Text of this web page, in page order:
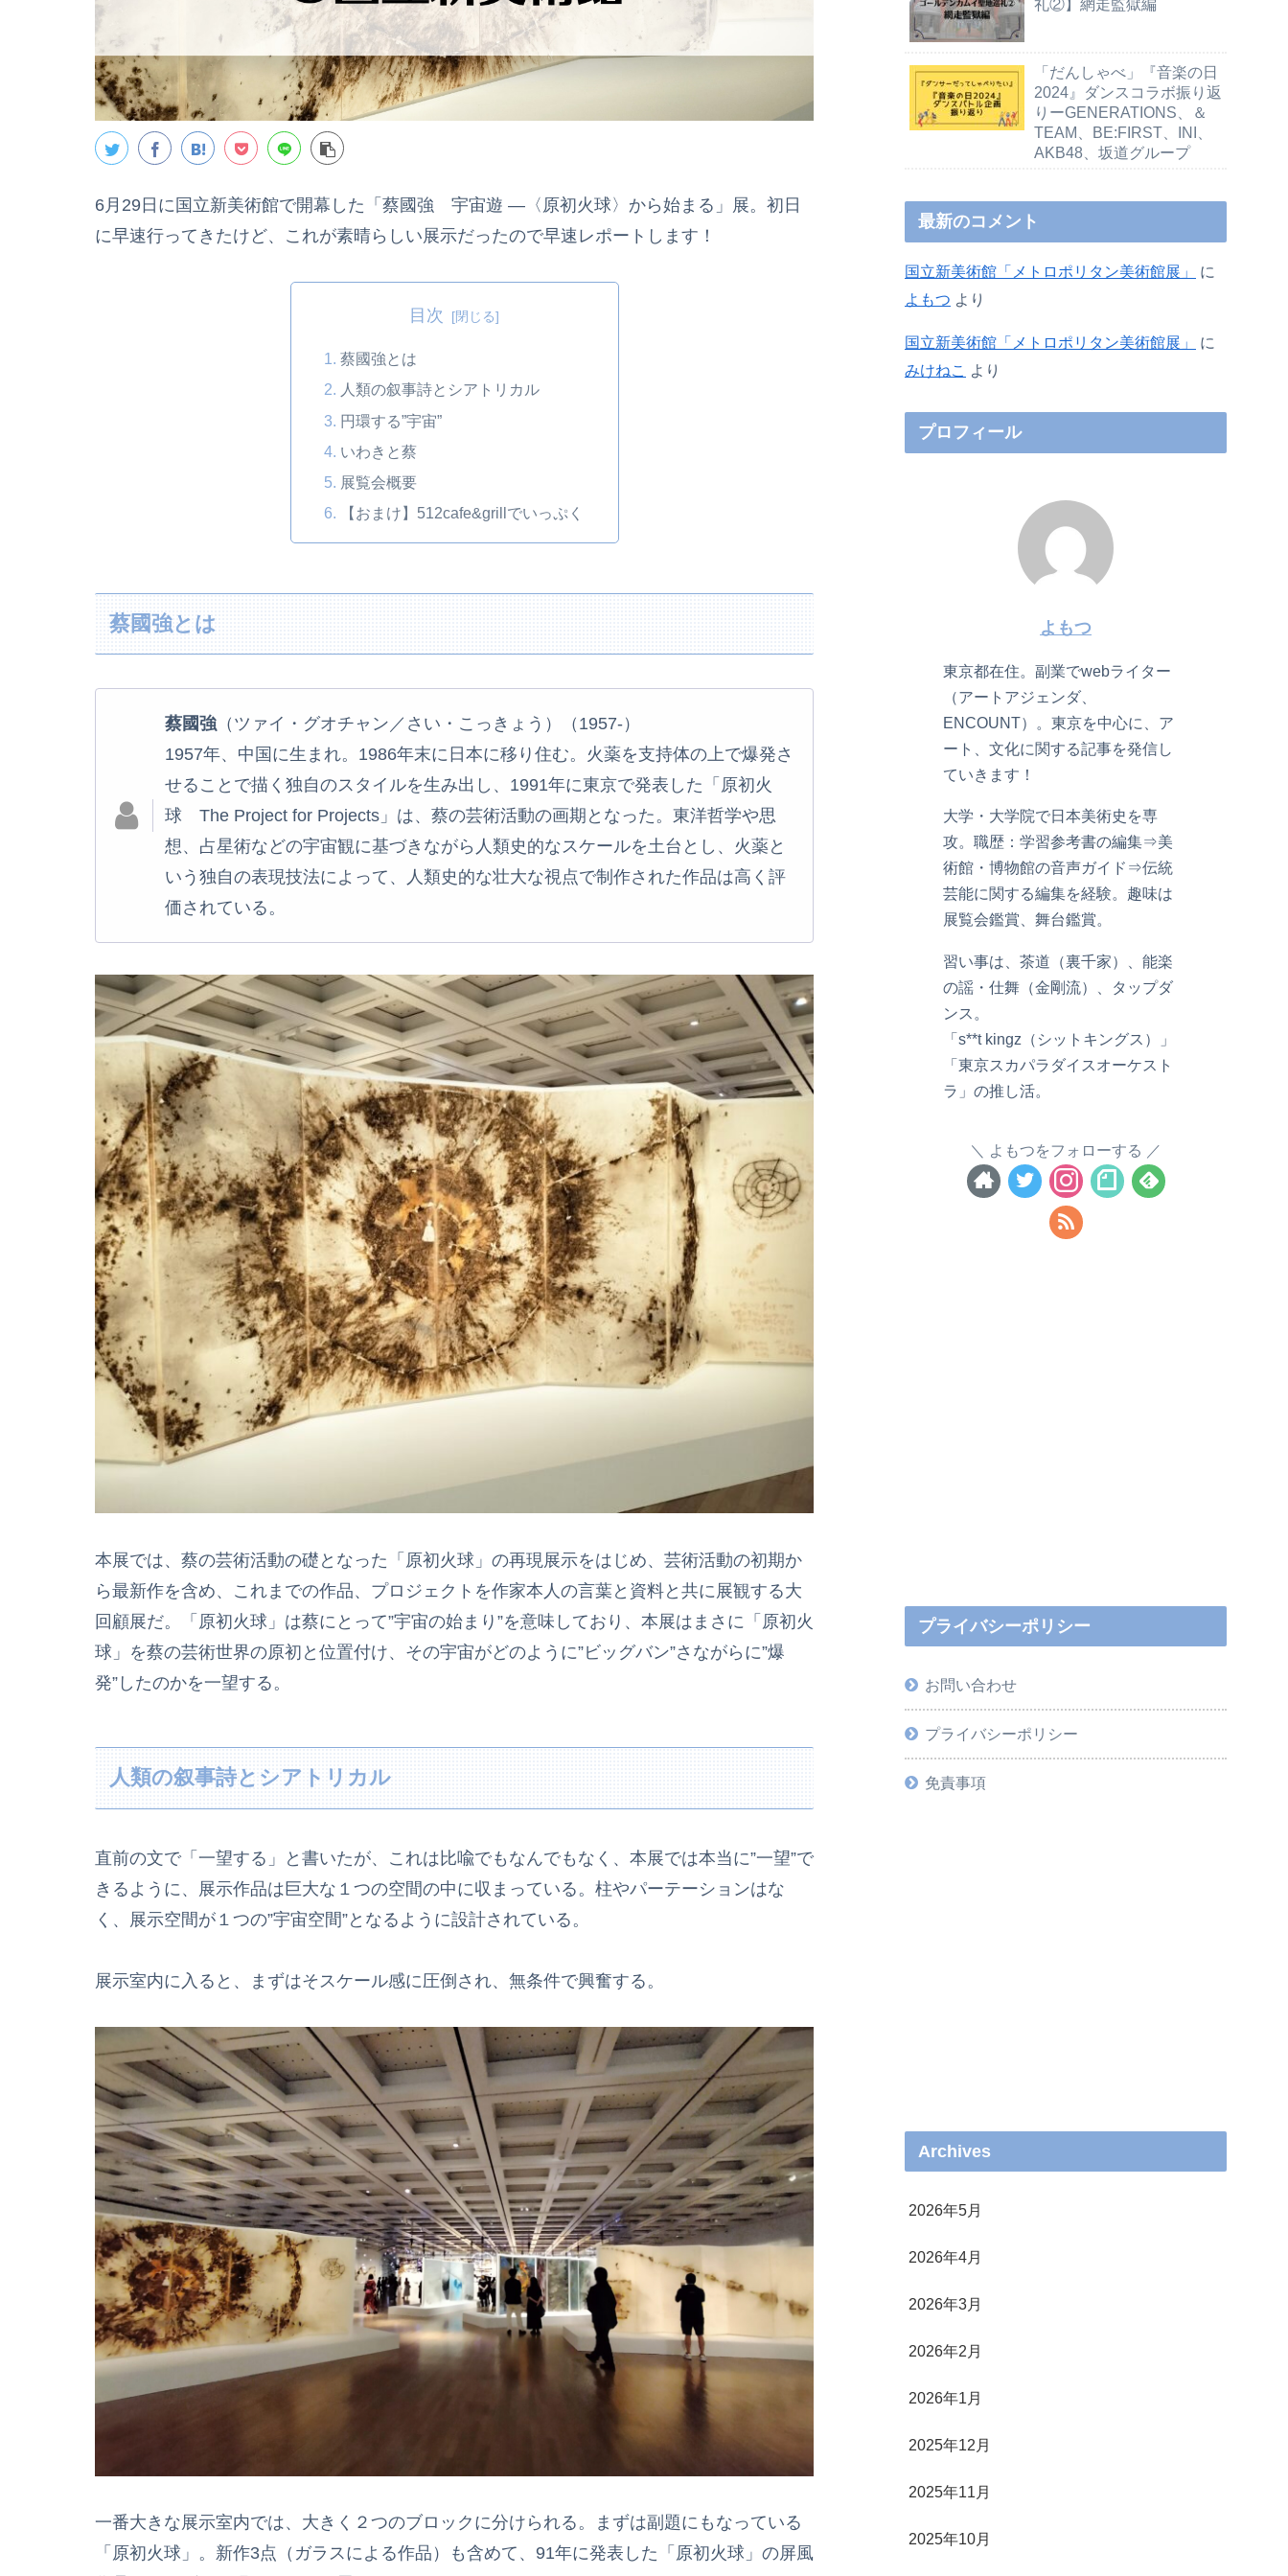
6月29日に国立新美術館で開幕した「蔡國強 宇宙遊 ―〈原初火球〉から始まる」展。初日
に早速行ってきたけど、これが素晴らしい展示だったので早速レポートします！
目次
蔡國強とは
人類の叙事詩とシアトリカル
円環する”宇宙”
いわきと蔡
展覧会概要
【おまけ】512cafe&grillでいっぷく
蔡國強とは
蔡國強 （ツァイ・グオチャン／さい・こっきょう）（1957-）
1957年、中国に生まれ。1986年末に日本に移り住む。火薬を支持体の上で爆発さ
せることで描く独自のスタイルを生み出し、1991年に東京で発表した「原初火
球 The Project for Projects」は、蔡の芸術活動の画期となった。東洋哲学や思
想、占星術などの宇宙観に基づきながら人類史的なスケールを土台とし、火薬と
いう独自の表現技法によって、人類史的な壮大な視点で制作された作品は高く評
価されている。
本展では、蔡の芸術活動の礎となった「原初火球」の再現展示をはじめ、芸術活動の初期か
ら最新作を含め、これまでの作品、プロジェクトを作家本人の言葉と資料と共に展観する大
回顧展だ。「原初火球」は蔡にとって”宇宙の始まり”を意味しており、本展はまさに「原初火
球」を蔡の芸術世界の原初と位置付け、その宇宙がどのように”ビッグバン”さながらに”爆
発”したのかを一望する。
人類の叙事詩とシアトリカル
直前の文で「一望する」と書いたが、これは比喩でもなんでもなく、本展では本当に”一望”で
きるように、展示作品は巨大な１つの空間の中に収まっている。柱やパーテーションはな
く、展示空間が１つの”宇宙空間”となるように設計されている。
展示室内に入ると、まずはそスケール感に圧倒され、無条件で興奮する。
一番大きな展示室内では、大きく２つのブロックに分けられる。まずは副題にもなっている
「原初火球」。新作3点（ガラスによる作品）も含めて、91年に発表した「原初火球」の屏風
礼②】網走監獄編
「だんしゃべ」『音楽の日
2024』ダンスコラボ振り返
りーGENERATIONS、＆
TEAM、BE:FIRST、INI、
AKB48、坂道グループ
最新のコメント
国立新美術館「メトロポリタン美術館展」
に
よもつ より
国立新美術館「メトロポリタン美術館展」
に
みけねこ より
プロフィール
よもつ
東京都在住。副業でwebライター
（アートアジェンダ、
ENCOUNT）。東京を中心に、ア
ート、文化に関する記事を発信し
ていきます！
大学・大学院で日本美術史を専
攻。職歴：学習参考書の編集⇒美
術館・博物館の音声ガイド⇒伝統
芸能に関する編集を経験。趣味は
展覧会鑑賞、舞台鑑賞。
習い事は、茶道（裏千家）、能楽
の謡・仕舞（金剛流）、タップダ
ンス。
「s**t kingz（シットキングス）」
「東京スカパラダイスオーケスト
ラ」の推し活。
よもつをフォローする
プライバシーポリシー
お問い合わせ
プライバシーポリシー
免責事項
Archives
2026年5月
2026年4月
2026年3月
2026年2月
2026年1月
2025年12月
2025年11月
2025年10月